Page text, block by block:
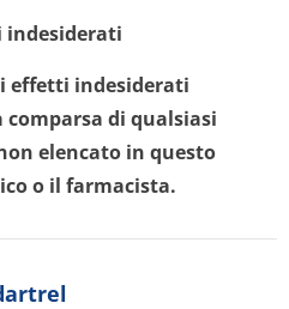
indesiderati
effetti indesiderati
comparsa di qualsiasi
elencato in questo
o il farmacista.